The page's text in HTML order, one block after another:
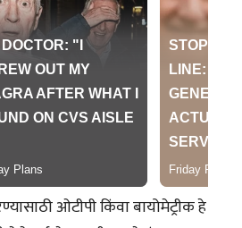
ओटीपी किंवा बायोमेट्रीक हे